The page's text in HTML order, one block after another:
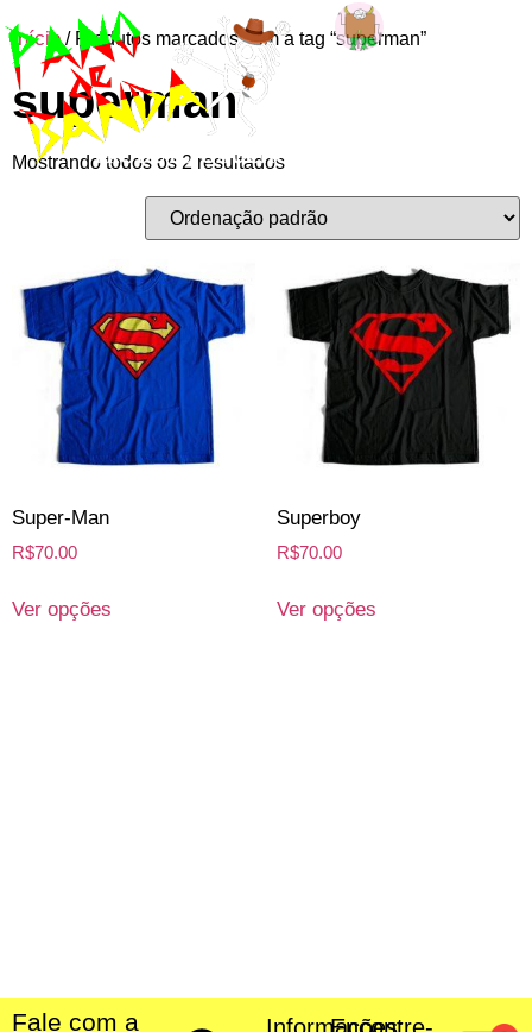
Início/ Produtos marcados com a tag “superman”
superman
Mostrando todos os 2 resultados
Super-Man
R$70.00
Ver opções
Superboy
R$70.00
Ver opções
Fale com a